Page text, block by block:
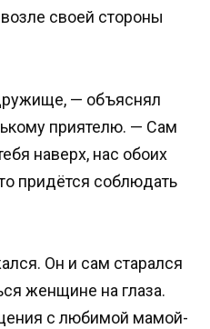
своей стороны
— объяснял
приятелю. — Сам
наверх, нас обоих
придётся соблюдать
Он и сам старался
женщине на глаза.
с любимой мамой-